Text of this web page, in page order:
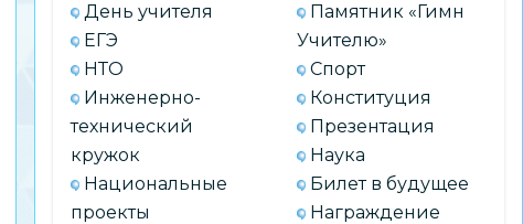
День учителя
ЕГЭ
НТО
Инженерно-
технический
кружок
Национальные
проекты
Памятник «Гимн
Учителю»
Спорт
Конституция
Презентация
Наука
Билет в будущее
Награждение